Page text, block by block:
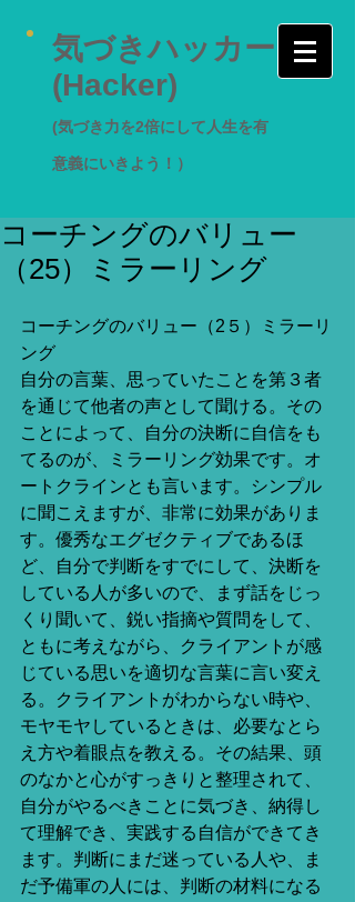
気づきハッカー
(Hacker)
(気づき力を2倍にして人生を有
意義にいきよう！）
コーチングのバリュー
（25）ミラーリング
コーチングのバリュー（2５）ミラーリ
ング
自分の言葉、思っていたことを第３者
を通じて他者の声として聞ける。その
ことによって、自分の決断に自信をも
てるのが、ミラーリング効果です。オ
ートクラインとも言います。シンプル
に聞こえますが、非常に効果がありま
す。優秀なエグゼクティブであるほ
ど、自分で判断をすでにして、決断を
している人が多いので、まず話をじっ
くり聞いて、鋭い指摘や質問をして、
ともに考えながら、クライアントが感
じている思いを適切な言葉に言い変え
る。クライアントがわからない時や、
モヤモヤしているときは、必要なとら
え方や着眼点を教える。その結果、頭
のなかと心がすっきりと整理されて、
自分がやるべきことに気づき、納得し
て理解でき、実践する自信ができてき
ます。判断にまだ迷っている人や、ま
だ予備軍の人には、判断の材料になる